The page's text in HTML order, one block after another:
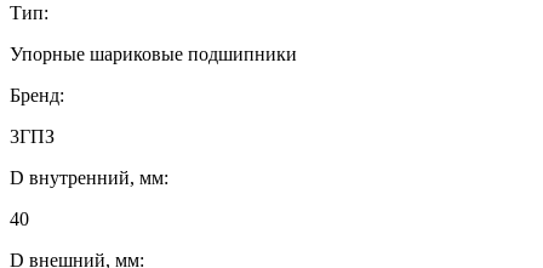
Тип:
Упорные шариковые подшипники
Бренд:
3ГПЗ
D внутренний, мм:
40
D внешний, мм: